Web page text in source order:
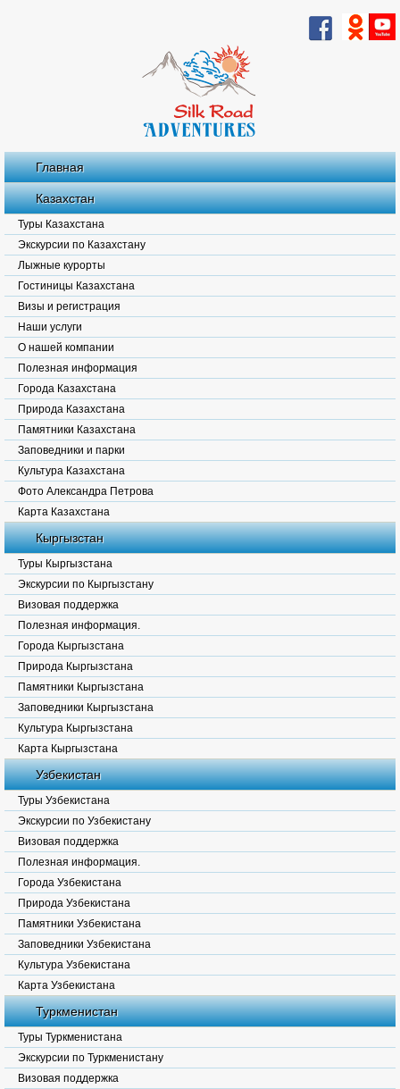
Главная
Казахстан
Туры Казахстана
Экскурсии по Казахстану
Лыжные курорты
Гостиницы Казахстана
Визы и регистрация
Наши услуги
О нашей компании
Полезная информация
Города Казахстана
Природа Казахстана
Памятники Казахстана
Заповедники и парки
Культура Казахстана
Фото Александра Петрова
Карта Казахстана
Кыргызстан
Туры Кыргызстана
Экскурсии по Кыргызстану
Визовая поддержка
Полезная информация.
Города Кыргызстана
Природа Кыргызстана
Памятники Кыргызстана
Заповедники Кыргызстана
Культура Кыргызстана
Карта Кыргызстана
Узбекистан
Туры Узбекистана
Экскурсии по Узбекистану
Визовая поддержка
Полезная информация.
Города Узбекистана
Природа Узбекистана
Памятники Узбекистана
Заповедники Узбекистана
Культура Узбекистана
Карта Узбекистана
Туркменистан
Туры Туркменистана
Экскурсии по Туркменистану
Визовая поддержка